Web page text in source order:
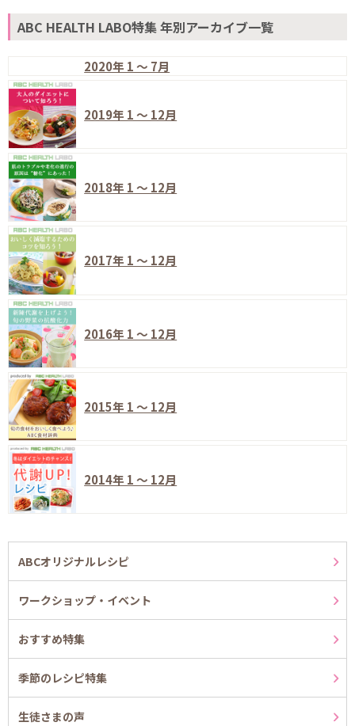
ABC HEALTH LABO特集 年別アーカイブ一覧
2020年 1 ～ 7月
2019年 1 ～ 12月
2018年 1 ～ 12月
2017年 1 ～ 12月
2016年 1 ～ 12月
2015年 1 ～ 12月
2014年 1 ～ 12月
ABCオリジナルレシピ
ワークショップ・イベント
おすすめ特集
季節のレシピ特集
生徒さまの声